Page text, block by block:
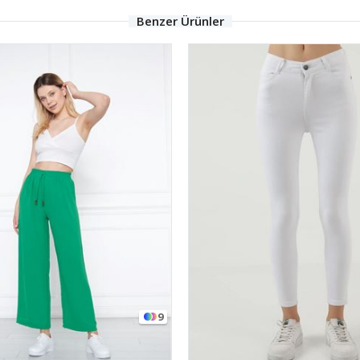
Benzer Ürünler
9